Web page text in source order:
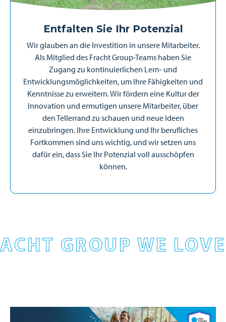
Entfalten Sie Ihr Potenzial
Wir glauben an die Investition in unsere Mitarbeiter.
Als Mitglied des Fracht Group-Teams haben Sie
Zugang zu kontinuierlichen Lern- und
Entwicklungsmöglichkeiten, um Ihre Fähigkeiten und
Kenntnisse zu erweitern. Wir fördern eine Kultur der
Innovation und ermutigen unsere Mitarbeiter, über
den Tellerrand zu schauen und neue Ideen
einzubringen. Ihre Entwicklung und Ihr berufliches
Fortkommen sind uns wichtig, und wir setzen uns
dafür ein, dass Sie Ihr Potenzial voll ausschöpfen
können.
GROUP WE